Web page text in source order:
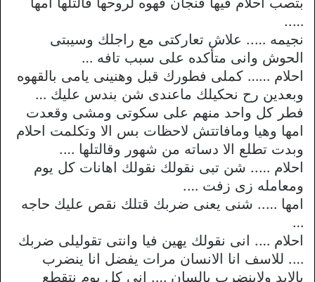
…..
نجيمه ….. علاش تعاركتى مع راجلك وسيبتى
الحوش وانى متأكده على سبب تافه …
احلام …… كملى فطورك قبل وهنينى يامى بالقهوه
وبعدين رح نحكيلك ماعندى شن بندس عليك …
فطر كل واحد منهم على سكوتى ومشى وقعدت
امها وهيا ومافاتتش لاحظات بس الا وتكلمت احلام
وبدت تطلع الا دساته من شهور وقالتلها ….
احلام ….. شن تبى نقولك نقولك اهانات كل يوم
ومعامله زى زفت ….
امها ….. شنى يعنى ضربك قتلك نقص عليك حاجه
…
احلام …. انى نقولك يهين فيا وانتى تقوليلى ضربك
…. للاسف انا الانسان مرات يفضل انا ينضرب
بالايد ولاينضرب بالسان …. انى كل يوم نتقطع